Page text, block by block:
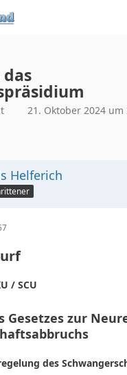
21. Oktober 2024 um
Helferich
/ SCU
Gesetzes zur
des